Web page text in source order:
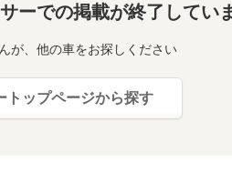
ーでの掲載が終了してい
が、他の車をお探しください
トップページから探す